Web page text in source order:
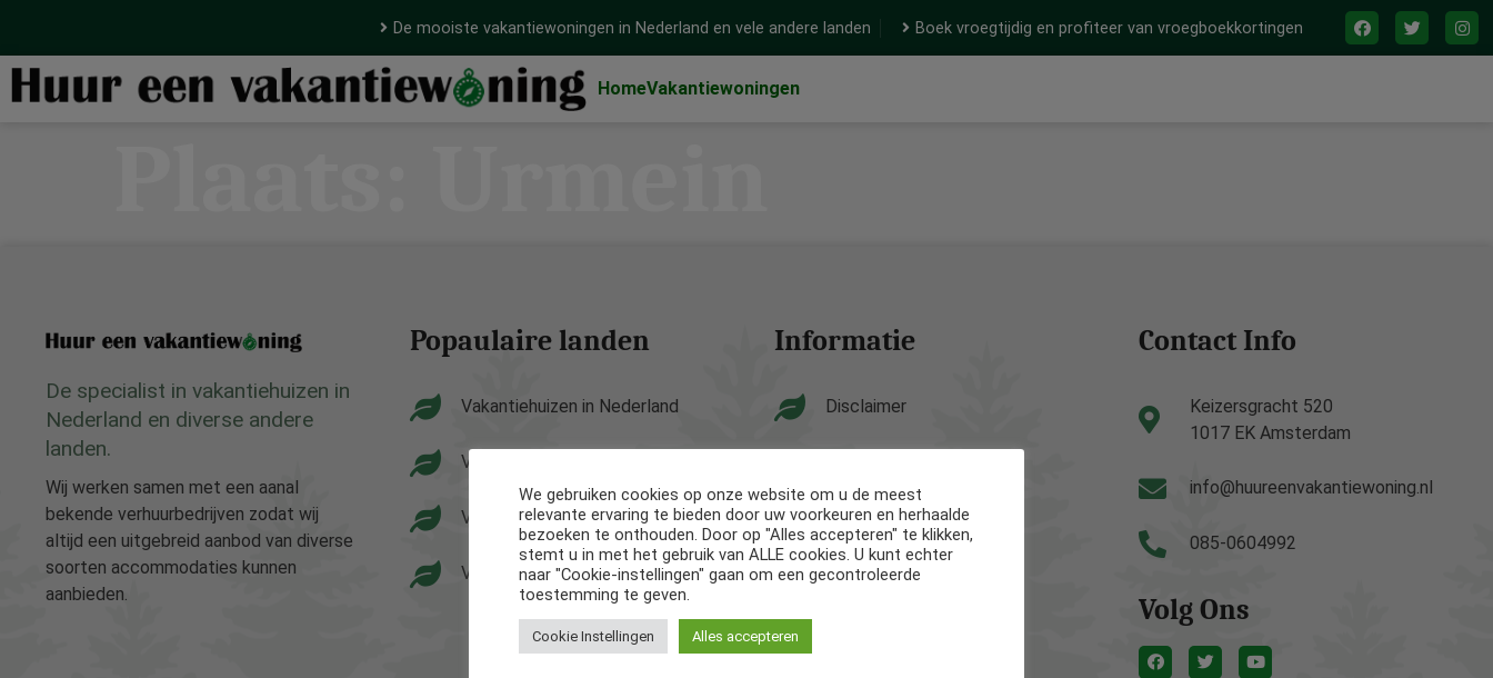
De mooiste vakantiewoningen in Nederland en vele andere landen Boek vroegtijdig en profiteer van vroegboekkortingen
HomeVakantiewoningen
De specialist in vakantiehuizen in
Nederland en diverse andere
landen.
Wij werken samen met een aanal
bekende verhuurbedrijven zodat wij
altijd een uitgebreid aanbod van diverse
soorten accommodaties kunnen
aanbieden.
Popaulaire landen
Vakantiehuizen in Nederland
Vakantiehuizen in België
Vakantiehuizen in Frankrijk
Vakantiehuizen in Spanje
Informatie
Disclaimer
Contact Info
Keizersgracht 520
1017 EK Amsterdam
info@huureenvakantiewoning.nl
085-0604992
Volg Ons
We gebruiken cookies op onze website om u de meest
relevante ervaring te bieden door uw voorkeuren en herhaalde
bezoeken te onthouden. Door op "Alles accepteren" te klikken,
stemt u in met het gebruik van ALLE cookies. U kunt echter
naar "Cookie-instellingen" gaan om een gecontroleerde
toestemming te geven.
Cookie Instellingen Alles accepteren